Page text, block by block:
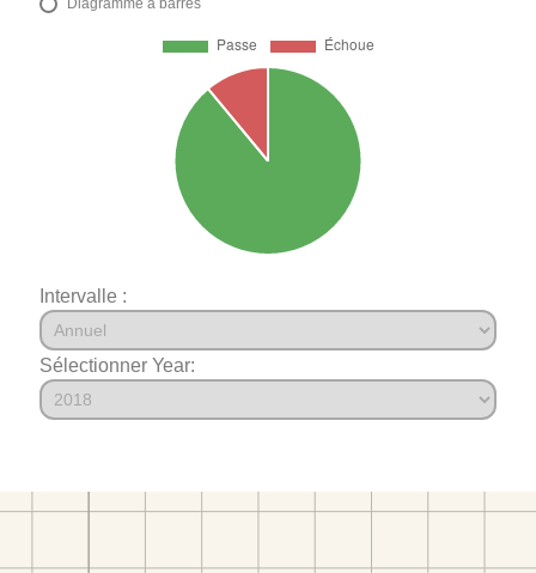
Diagramme à barres
Intervalle :
Sélectionner Year: